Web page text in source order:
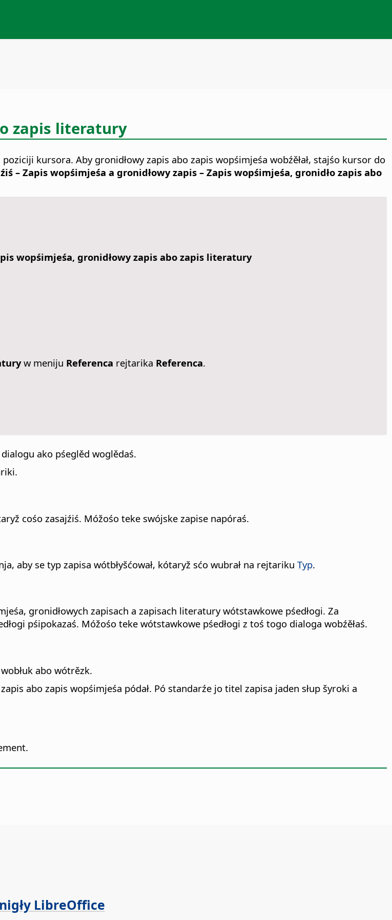
zapis literatury
poziciji kursora. Aby gronidłowy zapis abo zapis wopśimjeśa wobźěłał, stajśo kursor do
– Zapis wopśimjeśa a gronidłowy zapis – Zapis wopśimjeśa, gronidło zapis abo
wopśimjeśa, gronidłowy zapis abo zapis literatury
w meniju Referenca rejtarika Referenca.
ako pśeglěd woglědaś.
cośo zasajźiś. Móžośo teke swójske zapise napóraś.
aby se typ zapisa wótbłyšćował, kótaryž sćo wubrał na rejtariku Typ.
gronidłowych zapisach a zapisach literatury wótstawkowe pśedłogi. Za
pśipokazaś. Móžośo teke wótstawkowe pśedłogi z toś togo dialoga wobźěłaś.
abo wótrězk.
abo zapis wopśimjeśa pódał. Pó standarźe jo titel zapisa jaden słup šyroki a
LibreOffice